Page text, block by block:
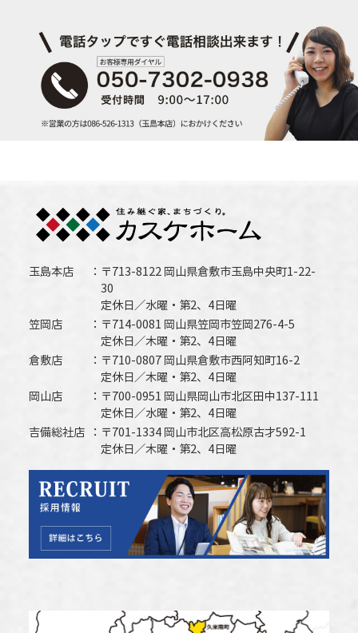
玉島本店
〒713-8122 岡山県倉敷市玉島中央町1-22-
30
定休日／水曜・第2、4日曜
笠岡店
〒714-0081 岡山県笠岡市笠岡276-4-5
定休日／木曜・第2、4日曜
倉敷店
〒710-0807 岡山県倉敷市西阿知町16-2
定休日／木曜・第2、4日曜
岡山店
〒700-0951 岡山県岡山市北区田中137-111
定休日／水曜・第2、4日曜
吉備総社店
〒701-1334 岡山市北区高松原古才592-1
定休日／木曜・第2、4日曜